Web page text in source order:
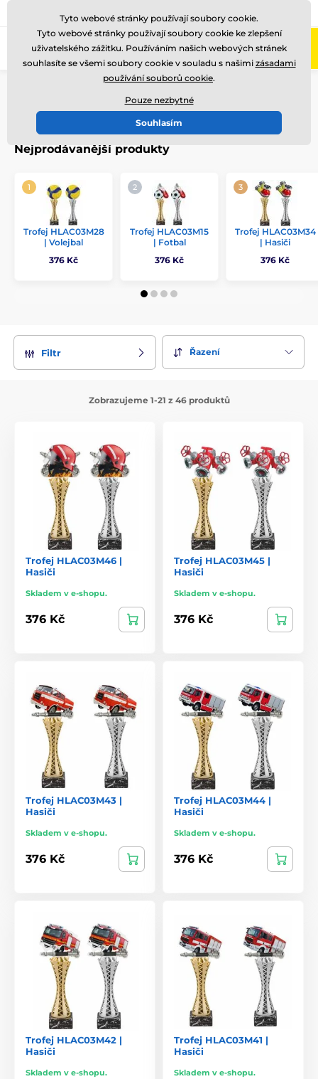
Zavolejte nám (Po-Pá 8-17)
HLAC3
Nejprodávanější produkty
Trofej HLAC03M28
| Volejbal
376 Kč
Trofej HLAC03M15
| Fotbal
376 Kč
Trofej HLAC03M34
| Hasiči
376 Kč
Filtr Řazení
Zobrazujeme 1-21 z 46 produktů
Trofej HLAC03M46 |
Hasiči
Skladem v e-shopu.
376 Kč
Trofej HLAC03M45 |
Hasiči
Skladem v e-shopu.
376 Kč
Trofej HLAC03M43 |
Hasiči
Skladem v e-shopu.
376 Kč
Trofej HLAC03M44 |
Hasiči
Skladem v e-shopu.
376 Kč
Trofej HLAC03M42 |
Hasiči
Skladem v e-shopu.
Trofej HLAC03M41 |
Hasiči
Skladem v e-shopu.
Tyto webové stránky používají soubory cookie.
Tyto webové stránky používají soubory cookie ke zlepšení
uživatelského zážitku. Používáním našich webových stránek
souhlasíte se všemi soubory cookie v souladu s našimi zásadami
používání souborů cookie.
Pouze nezbytné
Souhlasím